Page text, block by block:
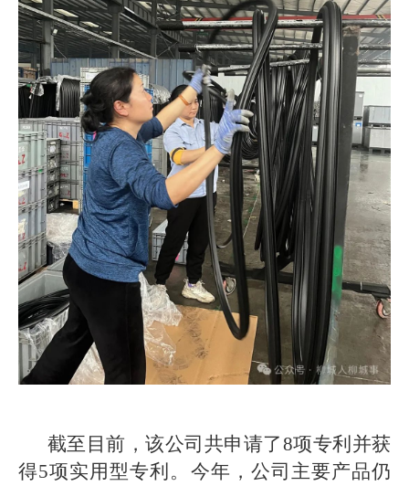
截至目前，该公司共申请了8项专利并获
得5项实用型专利。今年，公司主要产品仍